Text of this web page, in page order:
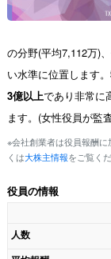
の分野(平均7,112万)
い水準に位置します。
3億以上であり非常に
ます。(女性役員が監
※会社創業者は役員報酬
くは大株主情報をご覧くだ
役員の情報
人数